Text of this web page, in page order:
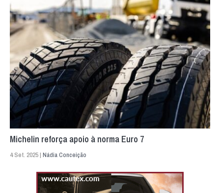
Michelin reforça apoio à norma Euro 7
4 Set. 2025 | Nádia Conceição